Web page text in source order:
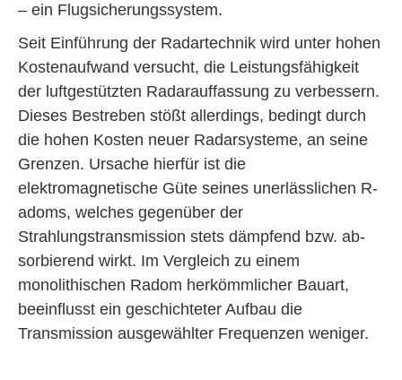
– ein Flugsicherungssystem.
Seit Einführung der Radartechnik wird unter hohen
Kostenaufwand versucht, die Leistungsfähigkeit
der luftgestützten Radarauffassung zu verbessern.
Dieses B­estreben stößt allerdings, bedingt durch
die hohen Kosten neuer Radarsysteme, an s­eine
G­renzen. Ursache hierfür ist die
elektromagnetische Güte seines unerlässlichen R­
adoms, welches gegenüber der
Strahlungstransmission stets dämpfend bzw. ab­
sorbierend wirkt. Im Vergleich zu einem
monolithischen Radom herkömmlicher Bauart,
beeinflusst ein geschichteter Aufbau die
Transmission ausgewählter Frequenzen w­eniger.